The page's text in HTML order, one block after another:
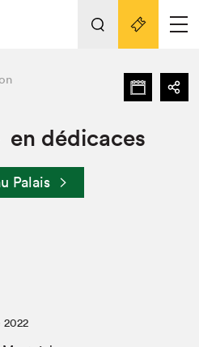
au Salon
Nos activités
ligne
dédicaces
Palais
2022